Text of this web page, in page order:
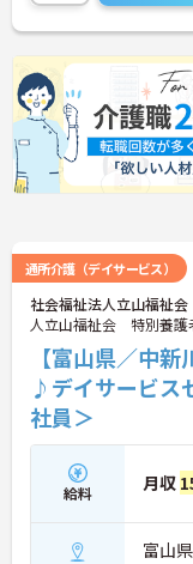
通所介護（デイサービス）
社会福祉法人立山福祉
人立山福祉会 特別養
【富山県／中
♪デイサービス
社員＞
給料 月収
富山